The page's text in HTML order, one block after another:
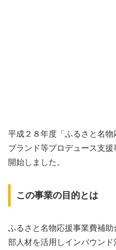
平成２８年度「ふるさと名
ブランド等プロデュース支
開始しました。
この事業の目的とは
ふるさと名物応援事業費補
部人材を活用しインバウンド